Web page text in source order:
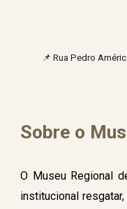
📌 Rua Pedro
Sobre o
O Museu Regional
institucional